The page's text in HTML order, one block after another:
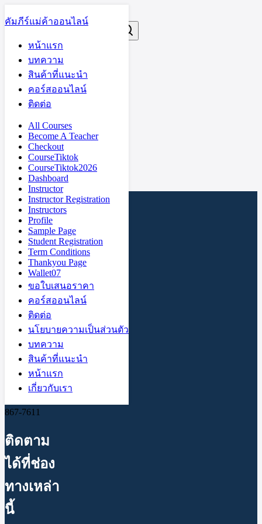
to
คัมภีร์แม่ค้าออนไลน์
หน้าแรก
บทความ
สินค้าที่แนะนำ
คอร์สออนไลน์
ติดต่อ
All Courses
Become A Teacher
Checkout
CourseTiktok
CourseTiktok2026
Dashboard
Instructor
Instructor Registration
Instructors
Profile
Sample Page
Student Registration
Term Conditions
Thankyou Page
Wallet07
ขอใบเสนอราคา
คอร์สออนไลน์
ติดต่อ
นโยบายความเป็นส่วนตัว
บทความ
สินค้าที่แนะนำ
หน้าแรก
เกี่ยวกับเรา
Search
tiktok shop
tiktok shop
คอร์ส Tiktok Shop
03/06/202225/10/2023
ข้อมูล
องค์กร
เกี่ยวกับ
เรา
นโยบาย
ความเป็น
ส่วนตัว
ติดต่อเรา
อีเมล:
kantapa.rit@gmail.com
867-7611
ติดตาม
ได้ที่ช่อง
ทางเหล่า
นี้